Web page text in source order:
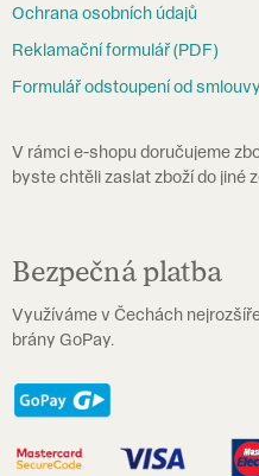
Ochrana osobních údajů
Reklamační formulář (PDF)
Formulář odstoupení od
V rámci e-shopu doručujeme
byste chtěli zaslat zboží do jiné
Bezpečná platba
Využíváme v Čechách
brány GoPay.